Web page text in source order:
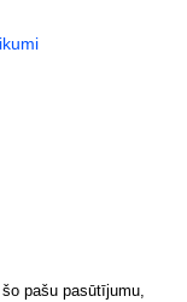
pašu pasūtījumu,